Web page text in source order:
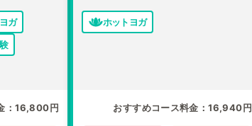
ガ
16,800円
ホットヨガ
おすすめコース料金 16,940円